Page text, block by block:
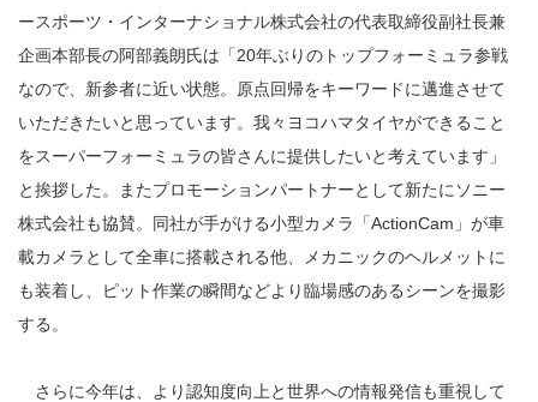
ースポーツ・インターナショナル株式会社の代表取締役副社長兼
企画本部長の阿部義朗氏は「20年ぶりのトップフォーミュラ参戦
なので、新参者に近い状態。原点回帰をキーワードに邁進させて
いただきたいと思っています。我々ヨコハマタイヤができること
をスーパーフォーミュラの皆さんに提供したいと考えています」
と挨拶した。またプロモーションパートナーとして新たにソニー
株式会社も協賛。同社が手がける小型カメラ「ActionCam」が車
載カメラとして全車に搭載される他、メカニックのヘルメットに
も装着し、ピット作業の瞬間などより臨場感のあるシーンを撮影
する。
さらに今年は、より認知度向上と世界への情報発信も重視して